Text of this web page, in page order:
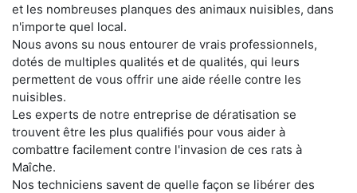
et les nombreuses planques des animaux nuisibles, dans
n'importe quel local.
Nous avons su nous entourer de vrais professionnels,
dotés de multiples qualités et de qualités, qui leurs
permettent de vous offrir une aide réelle contre les
nuisibles.
Les experts de notre entreprise de dératisation se
trouvent être les plus qualifiés pour vous aider à
combattre facilement contre l'invasion de ces rats à
Maîche.
Nos techniciens savent de quelle façon se libérer des